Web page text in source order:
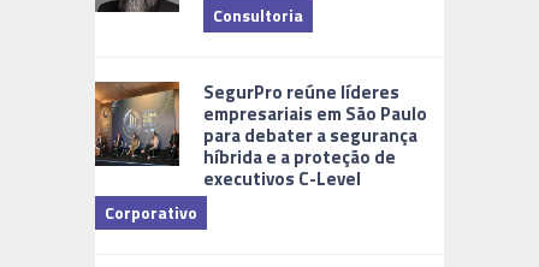
Consultoria
SegurPro reúne líderes
empresariais em São Paulo
para debater a segurança
híbrida e a proteção de
executivos C-Level
Corporativo